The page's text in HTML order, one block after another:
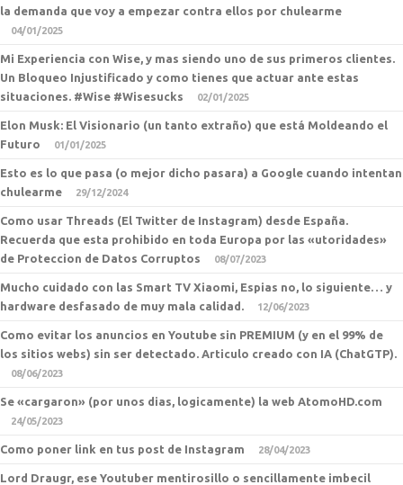
la demanda que voy a empezar contra ellos por chulearme
04/01/2025
Mi Experiencia con Wise, y mas siendo uno de sus primeros clientes.
Un Bloqueo Injustificado y como tienes que actuar ante estas
situaciones. #Wise #Wisesucks
02/01/2025
Elon Musk: El Visionario (un tanto extraño) que está Moldeando el
Futuro
01/01/2025
Esto es lo que pasa (o mejor dicho pasara) a Google cuando intentan
chulearme
29/12/2024
Como usar Threads (El Twitter de Instagram) desde España.
Recuerda que esta prohibido en toda Europa por las «utoridades»
de Proteccion de Datos Corruptos
08/07/2023
Mucho cuidado con las Smart TV Xiaomi, Espias no, lo siguiente… y
hardware desfasado de muy mala calidad.
12/06/2023
Como evitar los anuncios en Youtube sin PREMIUM (y en el 99% de
los sitios webs) sin ser detectado. Articulo creado con IA (ChatGTP).
08/06/2023
Se «cargaron» (por unos dias, logicamente) la web AtomoHD.com
24/05/2023
Como poner link en tus post de Instagram 28/04/2023
Lord Draugr, ese Youtuber mentirosillo o sencillamente imbecil